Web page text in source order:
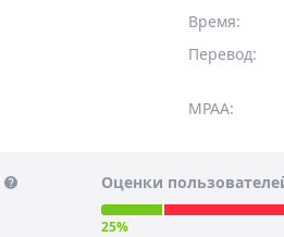
Время:
Перевод:
MPAA:
Оценки
25%